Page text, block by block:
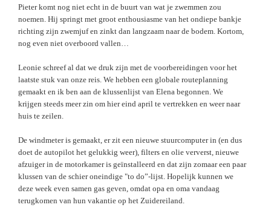
Pieter komt nog niet echt in de buurt van wat je zwemmen zou
noemen. Hij springt met groot enthousiasme van het ondiepe bankje
richting zijn zwemjuf en zinkt dan langzaam naar de bodem. Kortom,
nog even niet overboord vallen…
Leonie schreef al dat we druk zijn met de voorbereidingen voor het
laatste stuk van onze reis. We hebben een globale routeplanning
gemaakt en ik ben aan de klussenlijst van Elena begonnen. We
krijgen steeds meer zin om hier eind april te vertrekken en weer naar
huis te zeilen.
De windmeter is gemaakt, er zit een nieuwe stuurcomputer in (en dus
doet de autopilot het gelukkig weer), filters en olie ververst, nieuwe
afzuiger in de motorkamer is geïnstalleerd en dat zijn zomaar een paar
klussen van de schier oneindige "to do”-lijst. Hopelijk kunnen we
deze week even samen gas geven, omdat opa en oma vandaag
terugkomen van hun vakantie op het Zuidereiland.